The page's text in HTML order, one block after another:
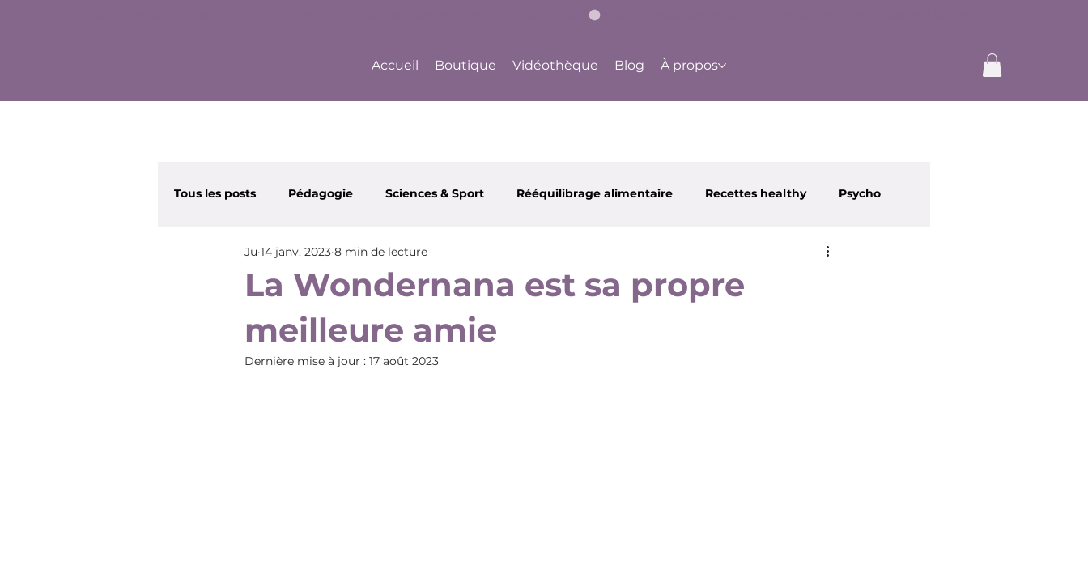
Accueil Boutique Vidéothèque Blog À propos
Tous les posts Pédagogie Sciences & Sport Rééquilibrage alimentaire Recettes healthy Psycho
Wonder Nana Beauté et Santé
La Wondernana est sa propre
meilleure amie
Ju 14 janv. 2023 8 min de lecture
Dernière mise à jour : 17 août 2023